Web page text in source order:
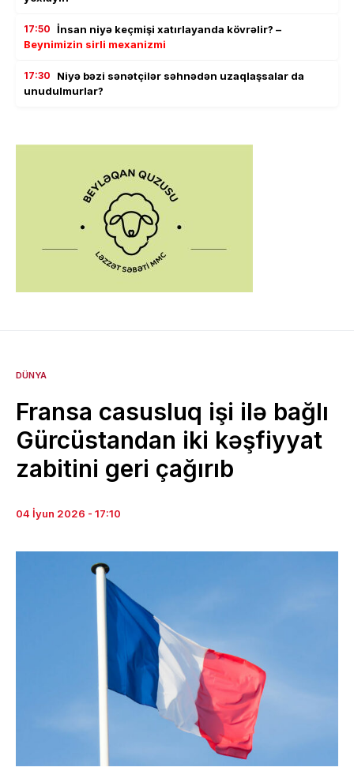
17:50 İnsan niyə keçmişi xatırlayanda kövrəlir? –
Beynimizin sirli mexanizmi
17:30
Niyə bəzi sənətçilər səhnədən uzaqlaşsalar da
unudulmurlar?
DÜNYA
Fransa casusluq işi ilə bağlı
Gürcüstandan iki kəşfiyyat
zabitini geri çağırıb
04 İyun 2026 - 17:10